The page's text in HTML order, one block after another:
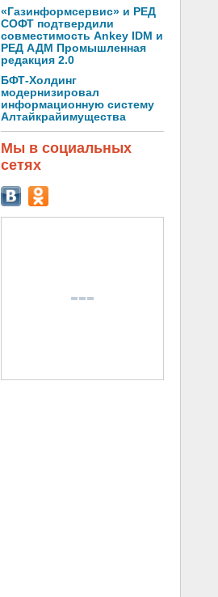
«Газинформсервис» и РЕД
СОФТ подтвердили
совместимость Ankey IDM и
РЕД АДМ Промышленная
редакция 2.0
БФТ-Холдинг
модернизировал
информационную систему
Алтайкрайимущества
Мы в социальных
сетях